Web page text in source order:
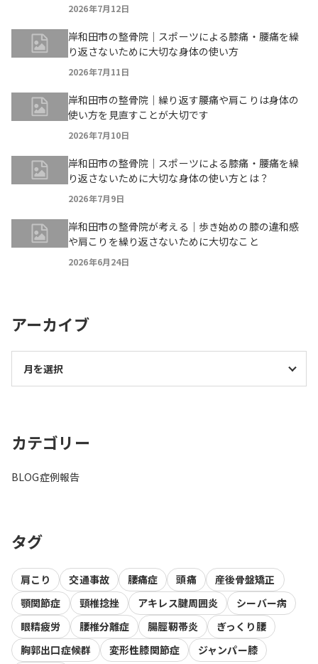
2026年7月12日
岸和田市の整骨院｜スポーツによる膝痛・腰痛を繰
り返さないために大切な身体の使い方
2026年7月11日
岸和田市の整骨院｜繰り返す腰痛や肩こりは身体の
使い方を見直すことが大切です
2026年7月10日
岸和田市の整骨院｜スポーツによる膝痛・腰痛を繰
り返さないために大切な身体の使い方とは？
2026年7月9日
岸和田市の整骨院が考える｜歩き始めの膝の違和感
や肩こりを繰り返さないために大切なこと
2026年6月24日
アーカイブ
カテゴリー
BLOG症例報告
タグ
肩こり 交通事故 腰痛症 頭痛
産後骨盤矯正
顎関節症
頸椎捻挫 アキレス腱周囲炎
シーバー病
眼精疲労
腰椎分離症 腸脛靭帯炎
ぎっくり腰
胸郭出口症候群
変形性膝関節症 ジャンパー膝